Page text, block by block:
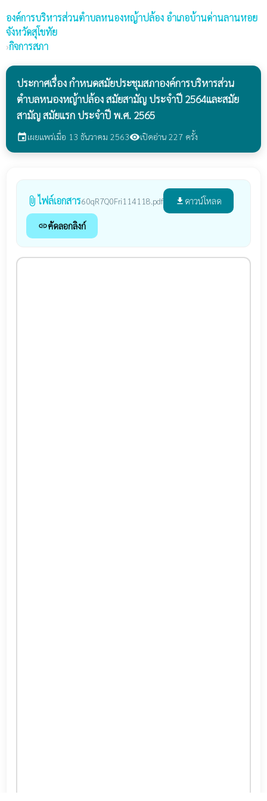
องค์การบริหารส่วนตำบลหนองหญ้าปล้อง อำเภอบ้านด่านลานหอย
จังหวัดสุโขทัย
›กิจการสภา
ประกาศเรื่อง กำหนดสมัยประชุมสภาองค์การบริหารส่วน
ตำบลหนองหญ้าปล้อง สมัยสามัญ ประจำปี 2564และสมัย
สามัญ สมัยแรก ประจำปี พ.ศ. 2565
eventเผยแพร่เมื่อ 13 ธันวาคม 2563visibilityเปิดอ่าน 227 ครั้ง
attach_file ไฟล์เอกสาร60qR7Q0Fri114118.pdf file_download ดาวน์โหลด
linkคัดลอกลิงก์